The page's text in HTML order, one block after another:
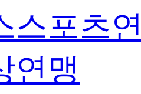
스포츠
연맹